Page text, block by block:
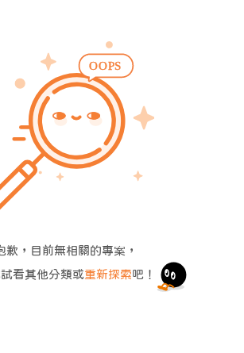
歉，目前無相關的專案，
看其他分類或重新探索吧！